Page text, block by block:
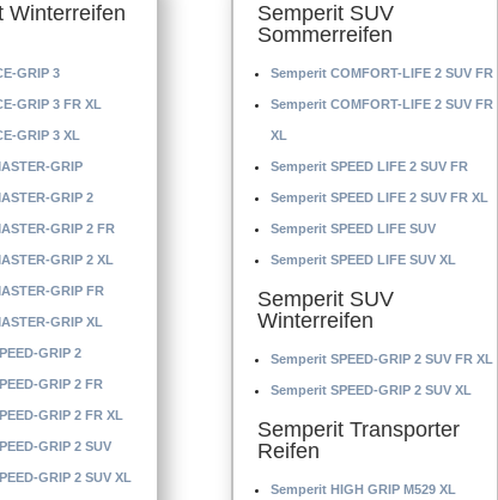
Winterreifen
GRIP 3
GRIP 3 FR XL
GRIP 3 XL
GRIP
GRIP 2
GRIP 2 FR
GRIP 2 XL
GRIP FR
GRIP XL
GRIP 2
GRIP 2 FR
GRIP 2 FR XL
GRIP 2 SUV
GRIP 2 SUV XL
Semperit SUV
Sommerreifen
Semperit COMFORT-LIFE 2 SUV FR
Semperit COMFORT-LIFE 2 SUV FR
XL
Semperit SPEED LIFE 2 SUV FR
Semperit SPEED LIFE 2 SUV FR XL
Semperit SPEED LIFE SUV
Semperit SPEED LIFE SUV XL
Semperit SUV
Winterreifen
Semperit SPEED-GRIP 2 SUV FR XL
Semperit SPEED-GRIP 2 SUV XL
Semperit Transporter
Reifen
Semperit HIGH GRIP M529 XL